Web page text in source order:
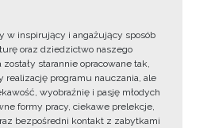
w inspirujący i angażujący sposób
oraz dziedzictwo naszego
starannie opracowane tak,
realizację programu nauczania, ale
wyobraźnię i pasję młodych
formy pracy, ciekawe prelekcje,
bezpośredni kontakt z zabytkami